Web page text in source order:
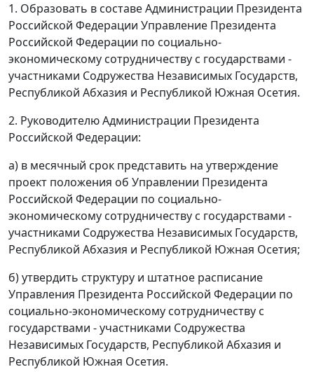
1. Образовать в составе Администрации Президента
Российской Федерации Управление Президента
Российской Федерации по социально-
экономическому сотрудничеству с государствами -
участниками Содружества Независимых Государств,
Республикой Абхазия и Республикой Южная Осетия.
2. Руководителю Администрации Президента
Российской Федерации:
а) в месячный срок представить на утверждение
проект положения об Управлении Президента
Российской Федерации по социально-
экономическому сотрудничеству с государствами -
участниками Содружества Независимых Государств,
Республикой Абхазия и Республикой Южная Осетия;
б) утвердить структуру и штатное расписание
Управления Президента Российской Федерации по
социально-экономическому сотрудничеству с
государствами - участниками Содружества
Независимых Государств, Республикой Абхазия и
Республикой Южная Осетия.